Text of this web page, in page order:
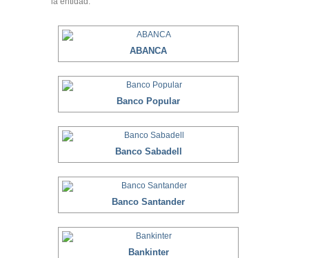
ABANCA
Banco Popular
Banco Sabadell
Banco Santander
Bankinter